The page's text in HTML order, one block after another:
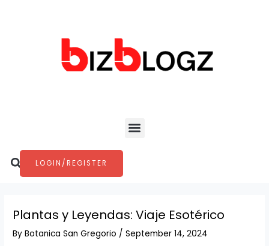
Menu
Search
LOGIN/REGISTER
Plantas y Leyendas: Viaje Esotérico
ByBotanica San Gregorio /September 14, 2024